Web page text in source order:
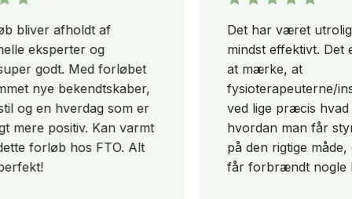
bliver afholdt af
eksperter og
godt. Med forløbet
nye bekendtskaber,
og en hverdag som er
positiv. Kan varmt
forløb hos FTO. Alt
Det har været utroligt
mindst effektivt. Det
at mærke, at
fysioterapeuterne/
ved lige præcis hvad
hvordan man får
på den rigtige måde,
får forbrændt nogle